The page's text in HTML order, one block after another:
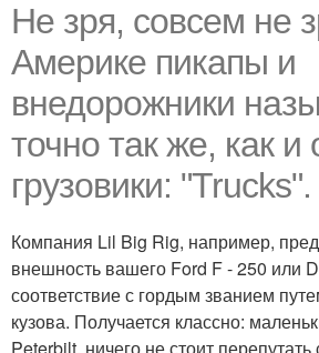
Не зря, совсем не
Америке пикапы и
внедорожники
точно так же, как
грузовики: "Trucks".
Компания Lil Big Rig, например,
внешность вашего Ford F - 250 или
соответствие с гордым званием
кузова. Получается классно: